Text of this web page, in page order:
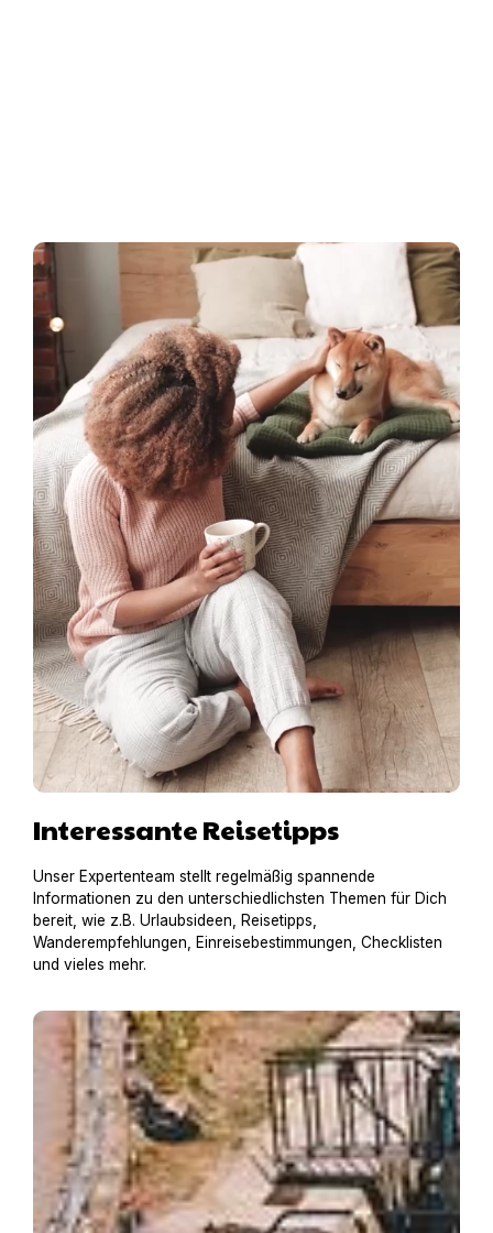
Interessante Reisetipps
Unser Expertenteam stellt regelmäßig spannende
Informationen zu den unterschiedlichsten Themen für Dich
bereit, wie z.B. Urlaubsideen, Reisetipps,
Wanderempfehlungen, Einreisebestimmungen, Checklisten
und vieles mehr.
Hausboot mit Hund